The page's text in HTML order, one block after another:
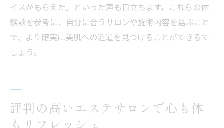
イスがもらえた」といった声も目立ちます。これらの体
験談を参考に、自分に合うサロンや施術内容を選ぶこと
で、より確実に美肌への近道を見つけることができるで
しょう。
評判の高いエステサロンで心も体
もリフレッシュ